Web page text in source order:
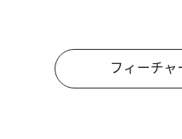
フィーチ